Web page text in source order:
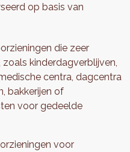
op basis van
die zeer
kinderdagverblijven,
centra, dagcentra
bakkerijen of
voor gedeelde
voor